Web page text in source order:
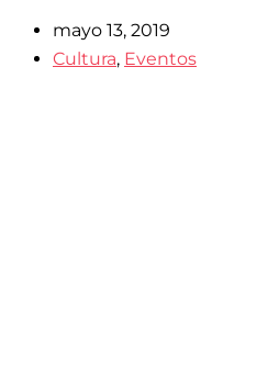
mayo 13, 2019
Cultura, Eventos